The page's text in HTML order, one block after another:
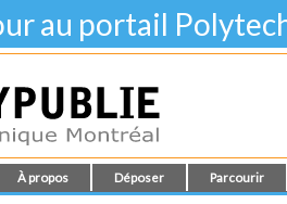
au portail
À propos Déposer Parcourir